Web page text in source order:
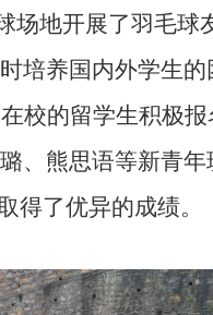
场地开展了羽毛球
培养国内外学生
校的留学生积极报
、熊思语等新青年
得了优异的成绩。